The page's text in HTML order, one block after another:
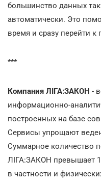
большинство данных
автоматически. Это
время и сразу перейти к
***
Компания ЛІГА:ЗАКОН -
информационно-
построенных на базе
Сервисы упрощают
Суммарное количество
ЛІГА:ЗАКОН превышает
в частности и